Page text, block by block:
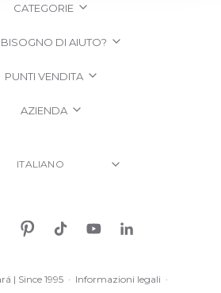
CATEGORIE
BISOGNO DI AIUTO?
PUNTI VENDITA
AZIENDA
| Since 1995 · Informazioni legali ·